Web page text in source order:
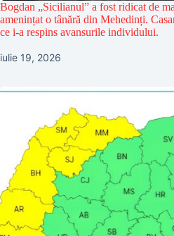
Bogdan „Sicilianul” a fost ridicat de
amenințat o tânără din Mehedinți.
ce i-a respins avansurile individului.
iulie 19, 2026